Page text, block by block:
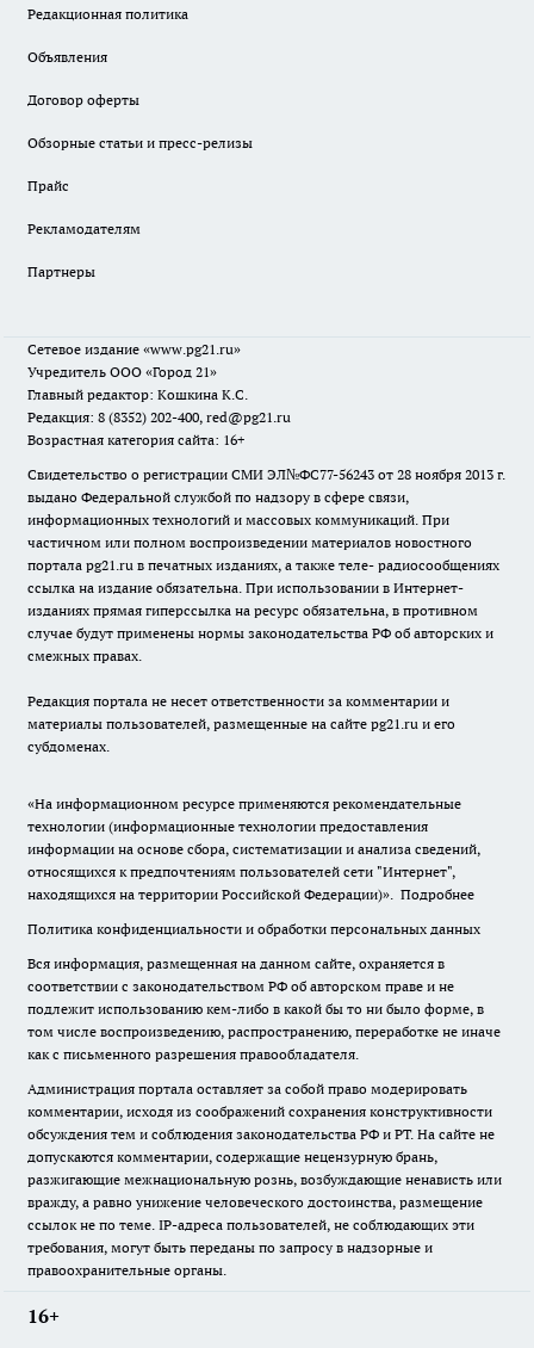
Редакционная политика
Объявления
Договор оферты
Обзорные статьи и пресс-релизы
Прайс
Рекламодателям
Партнеры
Сетевое издание «www.pg21.ru»
Учредитель ООО «Город 21»
Главный редактор: Кошкина К.С.
Редакция: 8 (8352) 202-400, red@pg21.ru
Возрастная категория сайта: 16+
Свидетельство о регистрации СМИ ЭЛ№ФС77-56243 от 28 ноября 2013 г.
выдано Федеральной службой по надзору в сфере связи,
информационных технологий и массовых коммуникаций. При
частичном или полном воспроизведении материалов новостного
портала pg21.ru в печатных изданиях, а также теле- радиосообщениях
ссылка на издание обязательна. При использовании в Интернет-
изданиях прямая гиперссылка на ресурс обязательна, в противном
случае будут применены нормы законодательства РФ об авторских и
смежных правах.
Редакция портала не несет ответственности за комментарии и
материалы пользователей, размещенные на сайте pg21.ru и его
субдоменах.
«На информационном ресурсе применяются рекомендательные
технологии (информационные технологии предоставления
информации на основе сбора, систематизации и анализа сведений,
относящихся к предпочтениям пользователей сети "Интернет",
находящихся на территории Российской Федерации)». Подробнее
Политика конфиденциальности и обработки персональных данных
Вся информация, размещенная на данном сайте, охраняется в
соответствии с законодательством РФ об авторском праве и не
подлежит использованию кем-либо в какой бы то ни было форме, в
том числе воспроизведению, распространению, переработке не иначе
как с письменного разрешения правообладателя.
Администрация портала оставляет за собой право модерировать
комментарии, исходя из соображений сохранения конструктивности
обсуждения тем и соблюдения законодательства РФ и РТ. На сайте не
допускаются комментарии, содержащие нецензурную брань,
разжигающие межнациональную рознь, возбуждающие ненависть или
вражду, а равно унижение человеческого достоинства, размещение
ссылок не по теме. IP-адреса пользователей, не соблюдающих эти
требования, могут быть переданы по запросу в надзорные и
правоохранительные органы.
16+